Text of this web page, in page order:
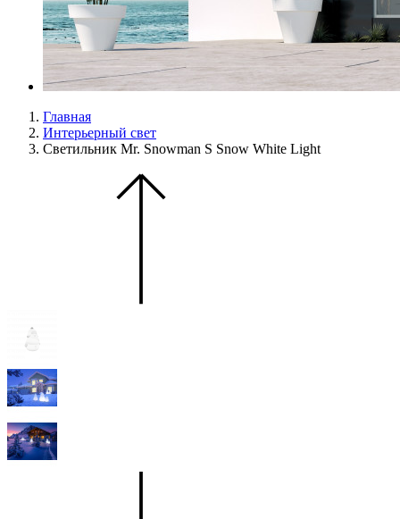
Главная
Интерьерный свет
Светильник Mr. Snowman S Snow White Light